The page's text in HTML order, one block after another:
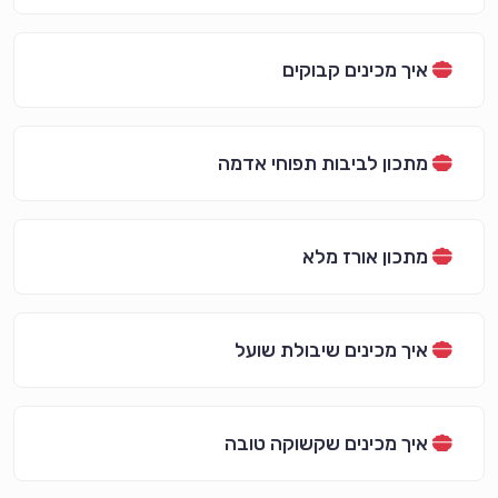
איך מכינים קבוקים
מתכון לביבות תפוחי אדמה
מתכון אורז מלא
איך מכינים שיבולת שועל
איך מכינים שקשוקה טובה